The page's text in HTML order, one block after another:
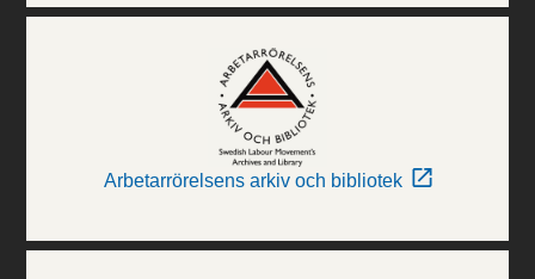
Arbetarrörelsens arkiv och bibliotek